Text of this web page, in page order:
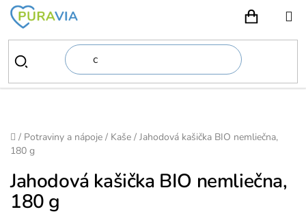
Prejsť
obsah
Domov
/ Potraviny a nápoje / Kaše / Jahodová kašička BIO nemliečna,
180 g
Jahodová kašička BIO nemliečna,
180 g